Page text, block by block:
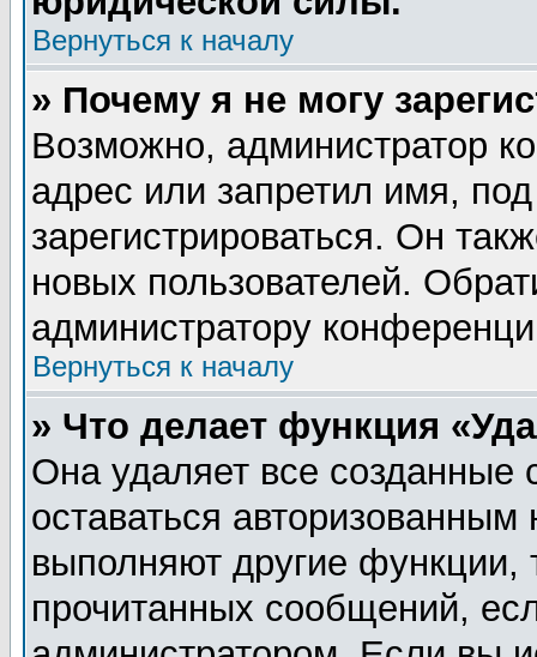
Вернуться к началу
» Почему я не могу
Возможно, администратор
адрес или запретил имя,
зарегистрироваться. Он
новых пользователей.
администратору
Вернуться к началу
» Что делает функция
Она удаляет все созданные
оставаться
выполняют другие функции,
прочитанных сообщений,